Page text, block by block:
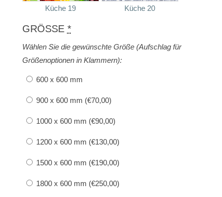
Küche 19 Küche 20
GRÖSSE *
Wählen Sie die gewünschte Größe (Aufschlag für
Größenoptionen in Klammern):
600 x 600 mm
900 x 600 mm (€70,00)
1000 x 600 mm (€90,00)
1200 x 600 mm (€130,00)
1500 x 600 mm (€190,00)
1800 x 600 mm (€250,00)